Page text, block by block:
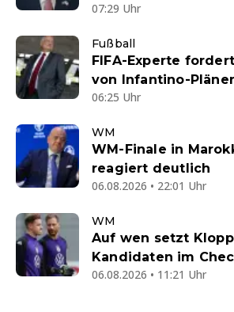
07:29 Uhr
Fußball
FIFA-Experte
von Infantino-
06:25 Uhr
WM
WM-Finale in
reagiert deutlich
06.08.2026 • 22:01 Uhr
WM
Auf wen setzt
Kandidaten im
06.08.2026 • 11:21 Uhr